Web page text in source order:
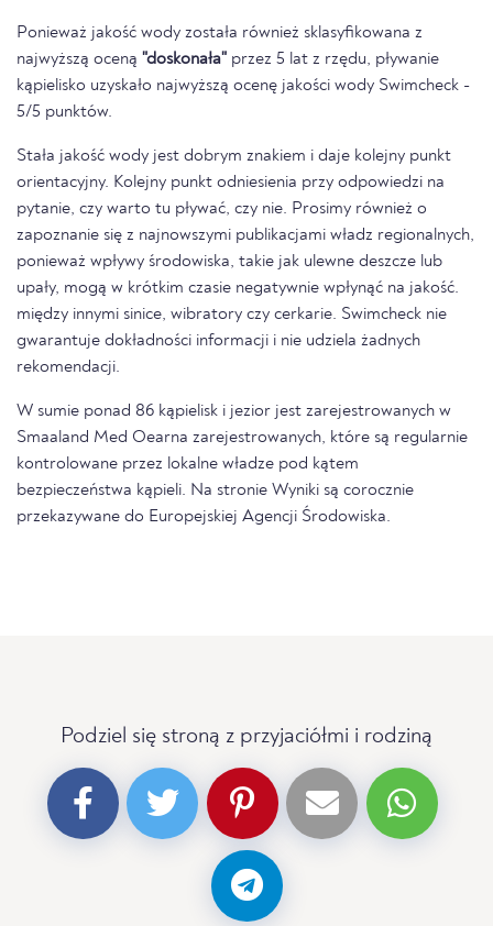
Ponieważ jakość wody została również sklasyfikowana z
najwyższą oceną "doskonała" przez 5 lat z rzędu, pływanie
kąpielisko uzyskało najwyższą ocenę jakości wody Swimcheck -
5/5 punktów.
Stała jakość wody jest dobrym znakiem i daje kolejny punkt
orientacyjny. Kolejny punkt odniesienia przy odpowiedzi na
pytanie, czy warto tu pływać, czy nie. Prosimy również o
zapoznanie się z najnowszymi publikacjami władz regionalnych,
ponieważ wpływy środowiska, takie jak ulewne deszcze lub
upały, mogą w krótkim czasie negatywnie wpłynąć na jakość.
między innymi sinice, wibratory czy cerkarie. Swimcheck nie
gwarantuje dokładności informacji i nie udziela żadnych
rekomendacji.
W sumie ponad 86 kąpielisk i jezior jest zarejestrowanych w
Smaaland Med Oearna zarejestrowanych, które są regularnie
kontrolowane przez lokalne władze pod kątem
bezpieczeństwa kąpieli. Na stronie Wyniki są corocznie
przekazywane do Europejskiej Agencji Środowiska.
Podziel się stroną z przyjaciółmi i rodziną